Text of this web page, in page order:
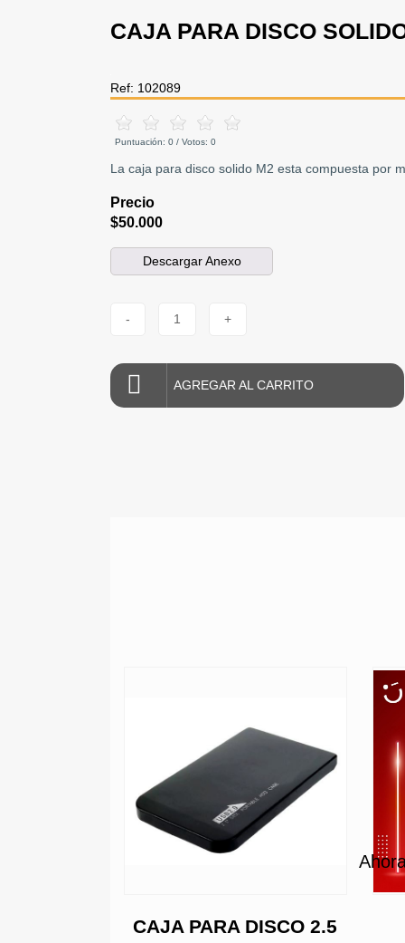
CAJA PARA DISCO
Ref: 102089
Puntuación: 0 / Votos: 0
La caja para disco solido M2 esta compuesta por
Precio
$50.000
Descargar Anexo
- 1 +
AGREGAR AL CARRITO
CAJA PARA DISCO 2.5